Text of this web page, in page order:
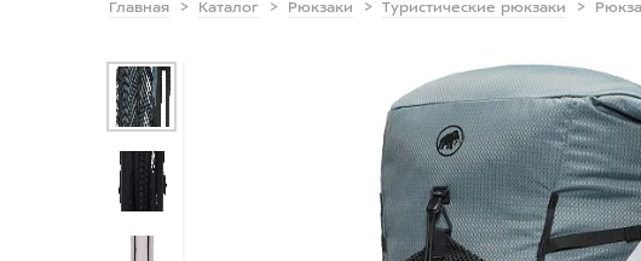
Главная Каталог Рюкзаки Туристические рюкзаки